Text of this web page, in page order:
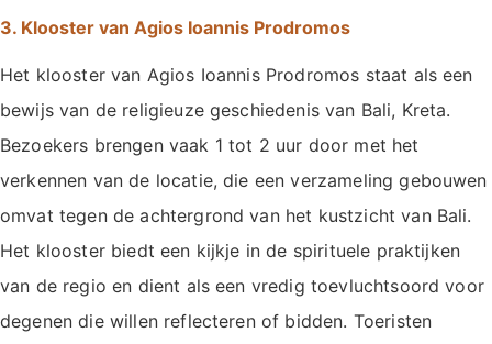
3. Klooster van Agios Ioannis Prodromos
Het klooster van Agios Ioannis Prodromos staat als een
bewijs van de religieuze geschiedenis van Bali, Kreta.
Bezoekers brengen vaak 1 tot 2 uur door met het
verkennen van de locatie, die een verzameling gebouwen
omvat tegen de achtergrond van het kustzicht van Bali.
Het klooster biedt een kijkje in de spirituele praktijken
van de regio en dient als een vredig toevluchtsoord voor
degenen die willen reflecteren of bidden. Toeristen